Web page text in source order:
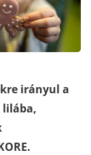
irányul a